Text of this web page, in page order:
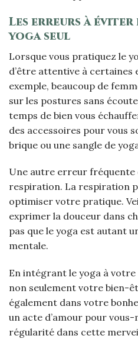
Les erreurs à
yoga seul
Lorsque vous pratiquez le
d’être attentive à
exemple, beaucoup de
sur les postures sans
temps de bien vous
des accessoires pour vous
brique ou une sangle de
Une autre erreur fréquente
respiration. La respiration
optimiser votre pratique.
exprimer la douceur dans
pas que le yoga est autant
mentale.
En intégrant le yoga à
non seulement votre bien-
également dans votre
un acte d’amour pour
régularité dans cette